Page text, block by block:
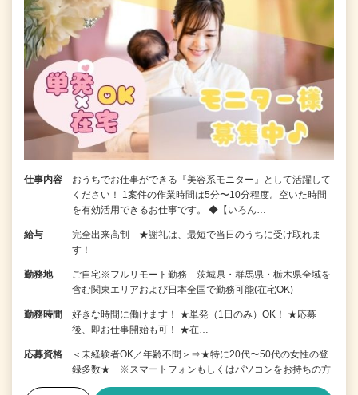
仕事内容
おうちでお仕事ができる『美容系モニター』として活躍して
ください！ 1案件の作業時間は5分〜10分程度。空いた時間
を有効活用できるお仕事です。 ◆【いろん…
給与
完全出来高制 ★謝礼は、最短で当日のうちに受け取れま
す！
勤務地
ご自宅※フルリモート勤務 茨城県・群馬県・栃木県全域を
含む関東エリアおよび日本全国で勤務可能(在宅OK)
勤務時間
好きな時間に働けます！ ★単発（1日のみ）OK！ ★応募
後、即お仕事開始も可！ ★在…
応募資格
＜未経験者OK／年齢不問＞⇒★特に20代〜50代の女性の登
録多数★ ※スマートフォンもしくはパソコンをお持ちの方